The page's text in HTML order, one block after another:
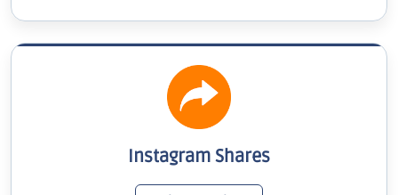
Instagram Shares